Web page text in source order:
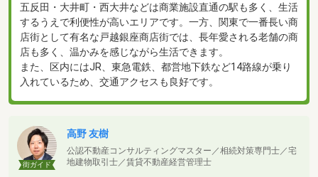
五反田・大井町・西大井などは商業施設直通の駅も多く、生活
するうえで利便性が高いエリアです。一方、関東で一番長い商
店街として有名な戸越銀座商店街では、長年愛される老舗の商
店も多く、温かみを感じながら生活できます。
また、区内にはJR、東急電鉄、都営地下鉄など14路線が乗り
入れているため、交通アクセスも良好です。
街ガイド
高野 友樹
公認不動産コンサルティングマスター／相続対策専門士／宅
地建物取引士／賃貸不動産経営管理士